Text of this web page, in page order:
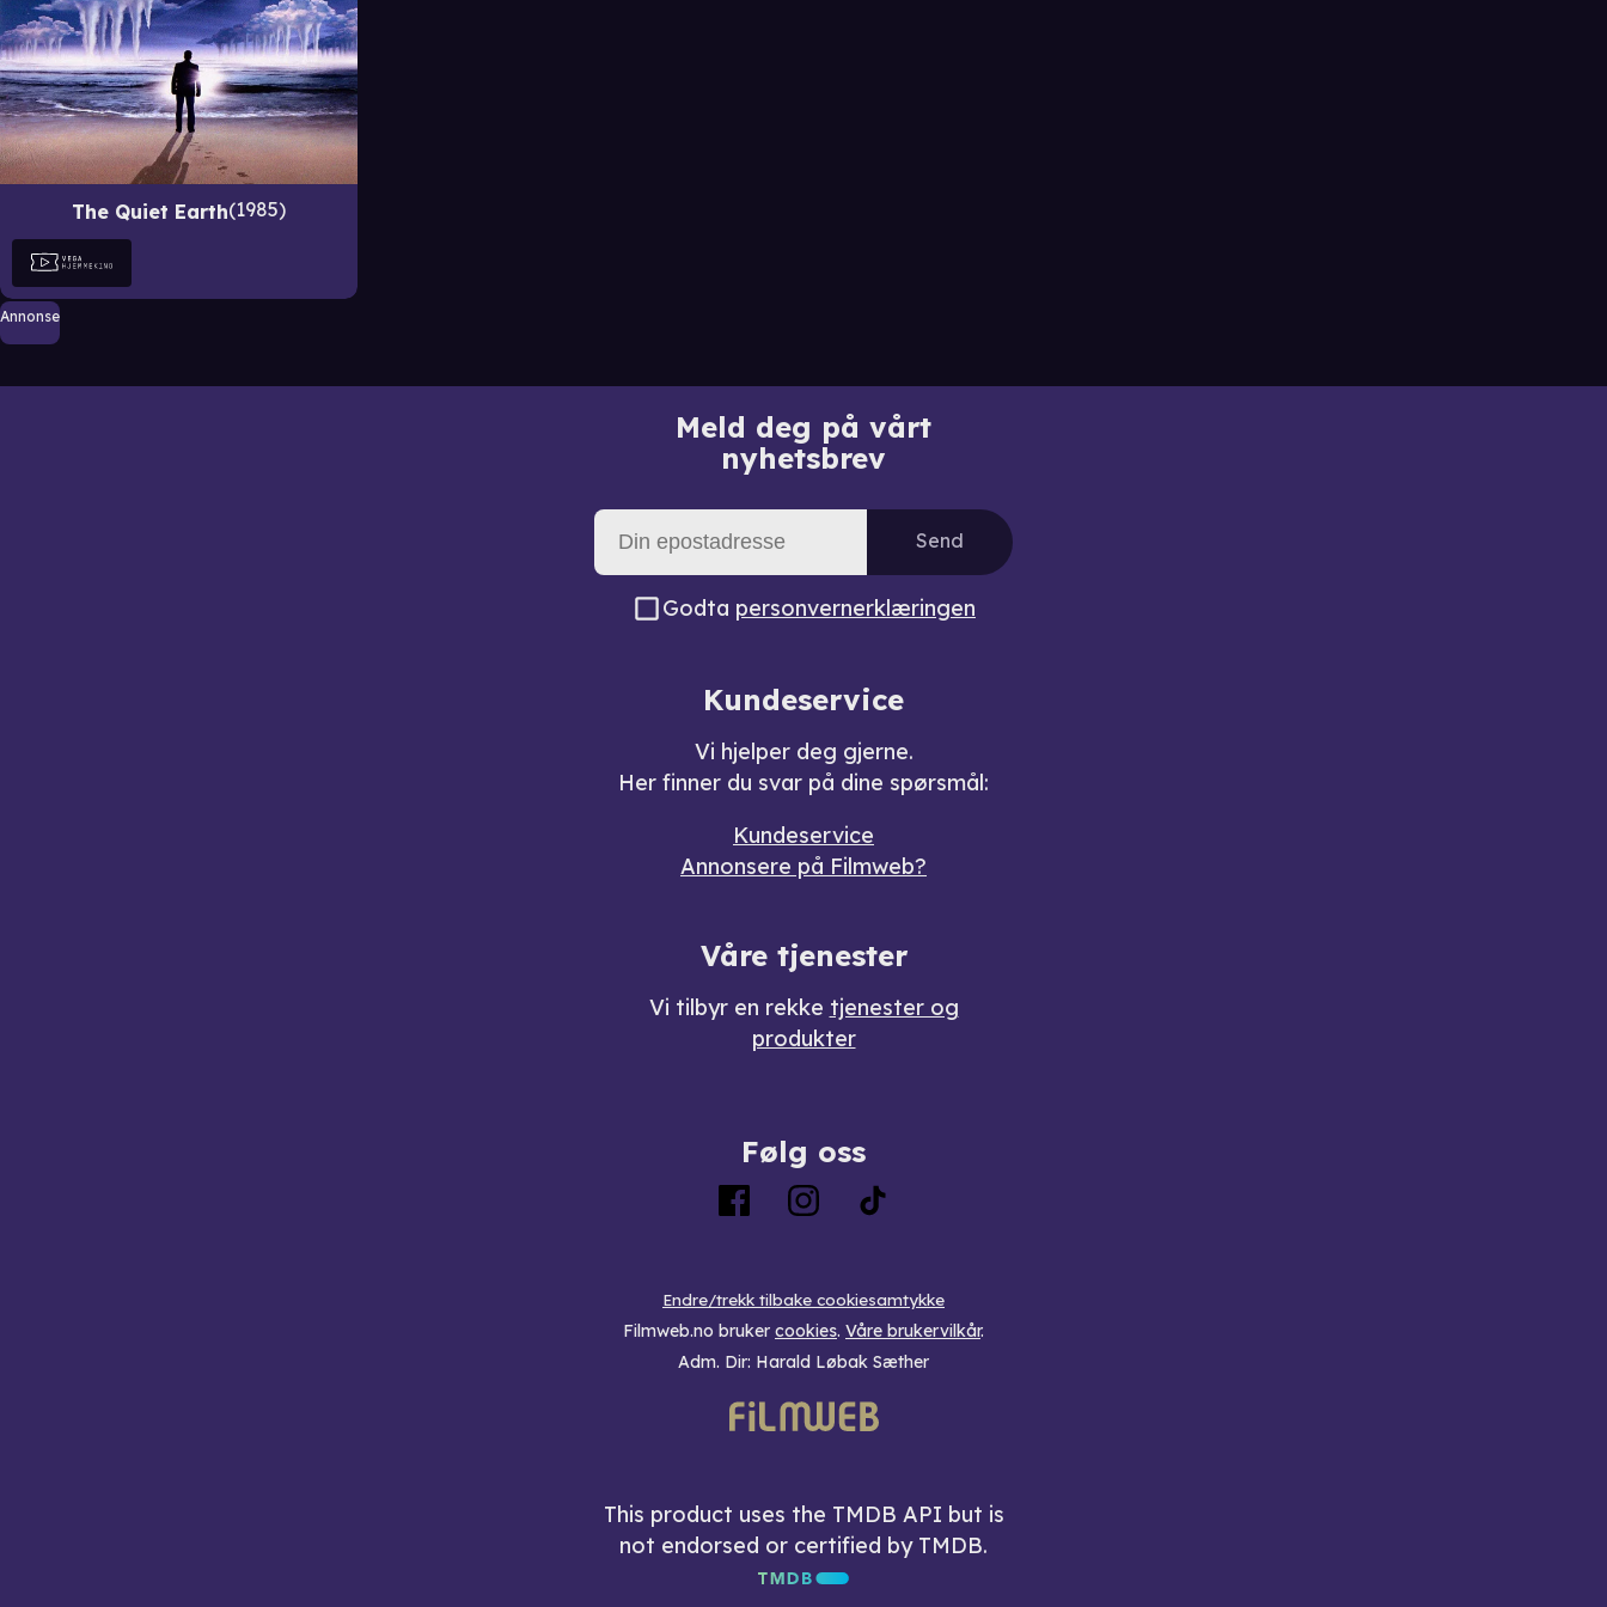
The Quiet Earth 1985
Annonse
Meld deg på vårt
nyhetsbrev
Send
Godta personvernerklæringen
Kundeservice
Vi hjelper deg gjerne.
Her finner du svar på dine spørsmål:
Kundeservice
Annonsere på Filmweb?
Våre tjenester
Vi tilbyr en rekke tjenester og
produkter
Følg oss
Endre/trekk tilbake cookiesamtykke
Filmweb.no bruker cookies. Våre brukervilkår.
Adm. Dir: Harald Løbak Sæther
This product uses the TMDB API but is
not endorsed or certified by TMDB.